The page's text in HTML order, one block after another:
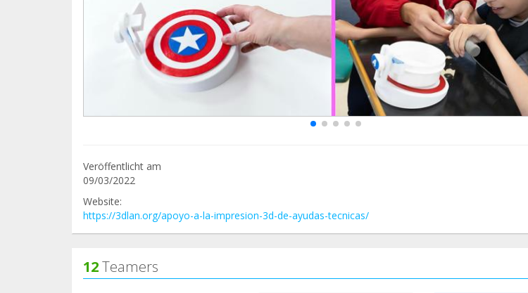
Veröffentlicht am
09/03/2022
Website:
https://3dlan.org/apoyo-a-la-impresion-3d-de-ayudas-tecnicas/
12Teamers